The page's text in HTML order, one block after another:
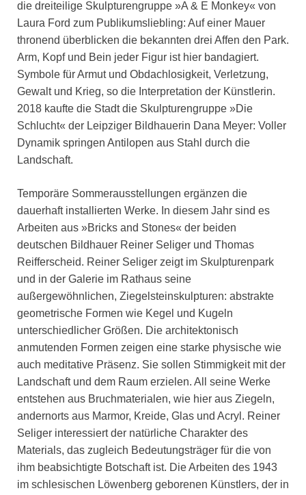
die dreiteilige Skulpturengruppe »A & E Monkey« von
Laura Ford zum Publikumsliebling: Auf einer Mauer
thronend überblicken die bekannten drei Affen den Park.
Arm, Kopf und Bein jeder Figur ist hier bandagiert.
Symbole für Armut und Obdachlosigkeit, Verletzung,
Gewalt und Krieg, so die Interpretation der Künstlerin.
2018 kaufte die Stadt die Skulpturengruppe »Die
Schlucht« der Leipziger Bildhauerin Dana Meyer: Voller
Dynamik springen Antilopen aus Stahl durch die
Landschaft.
Temporäre Sommerausstellungen ergänzen die
dauerhaft installierten Werke. In diesem Jahr sind es
Arbeiten aus »Bricks and Stones« der beiden
deutschen Bildhauer Reiner Seliger und Thomas
Reifferscheid. Reiner Seliger zeigt im Skulpturenpark
und in der Galerie im Rathaus seine
außergewöhnlichen, Ziegelsteinskulpturen: abstrakte
geometrische Formen wie Kegel und Kugeln
unterschiedlicher Größen. Die architektonisch
anmutenden Formen zeigen eine starke physische wie
auch meditative Präsenz. Sie sollen Stimmigkeit mit der
Landschaft und dem Raum erzielen. All seine Werke
entstehen aus Bruchmaterialen, wie hier aus Ziegeln,
andernorts aus Marmor, Kreide, Glas und Acryl. Reiner
Seliger interessiert der natürliche Charakter des
Materials, das zugleich Bedeutungsträger für die von
ihm beabsichtigte Botschaft ist. Die Arbeiten des 1943
im schlesischen Löwenberg geborenen Künstlers, der in